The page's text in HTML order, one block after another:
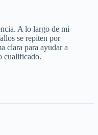
A lo largo de mi
se repiten por
clara para ayudar a
cualificado.